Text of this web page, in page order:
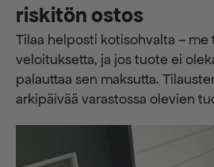
riskitön ostos
Tilaa helposti kotisohvalta –
veloituksetta, ja jos tuote ei
palauttaa sen maksutta.
arkipäivää varastossa olevien